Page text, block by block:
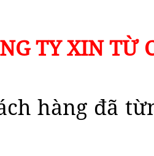
TY XIN TỪ
đã